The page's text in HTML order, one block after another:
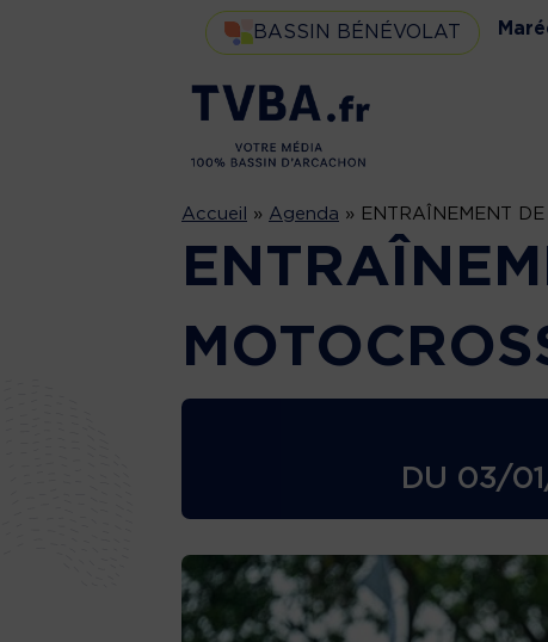
BASSIN BÉNÉVOLAT
Accueil » Agenda » ENTRAÎNEMENT DE
DU 03/